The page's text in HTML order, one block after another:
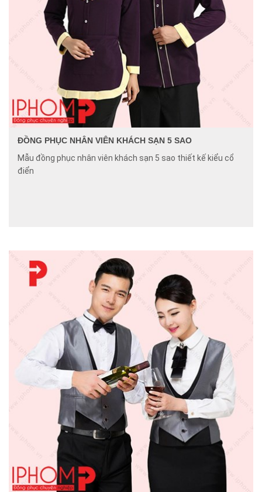
ĐỒNG PHỤC NHÂN VIÊN KHÁCH SẠN 5 SAO
Mẫu đồng phục nhân viên khách sạn 5 sao thiết kế kiểu cổ
điển